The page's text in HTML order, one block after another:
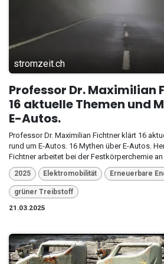
stromzeit.ch
Professor Dr. Maximilian
16 aktuelle Themen und
E-Autos.
Professor Dr. Maximilian Fichtner klärt 16
rund um E-Autos. 16 Mythen über E-Autos.
Fichtner arbeitet bei der Festkörperchemie
2025 Elektromobilität Erneuerbare
grüner Treibstoff
21.03.2025